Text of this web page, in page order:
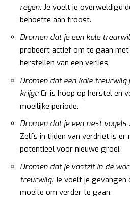
regen:Je voelt je overweldigd
behoefte aan troost.
Dromen dat je een kale
probeert actief om te gaan
herstellen van een verlies.
Dromen dat een kale
krijgt:Er is hoop op herstel en
moeilijke periode.
Dromen dat je een nest
Zelfs in tijden van verdriet is er
potentieel voor nieuwe groei.
Dromen dat je vastzit in de
treurwilg:Je voelt je gevangen
moeite om verder te gaan.